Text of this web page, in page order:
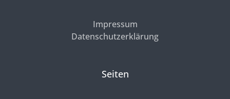
Impressum
Datenschutzerklärung
Seiten